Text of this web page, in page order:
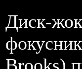
Диск-